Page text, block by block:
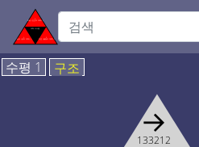
수평 1 구조
→
133212